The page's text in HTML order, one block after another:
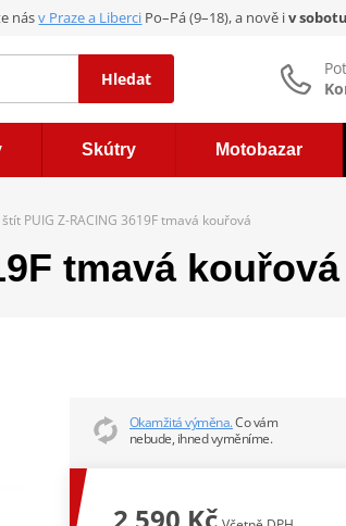
násv Praze a Liberci Po–Pá (9–18), a nově iv sobotu
Hledat
Skútry Motobazar
PUIG Z-RACING 3619F tmavá kouřová
tmavá kouřová
Okamžitá výměna.Co vám
nebude, ihned vyměníme.